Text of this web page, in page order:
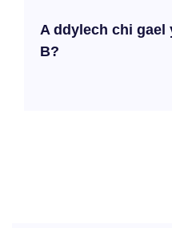
A ddylech chi
B?